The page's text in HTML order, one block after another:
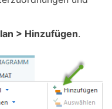
> Hinzufügen.